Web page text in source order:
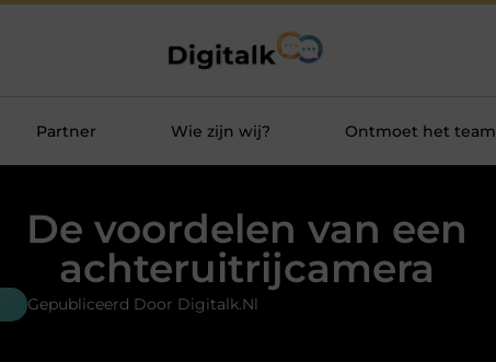
Partner Wie zijn wij? Ontmoet het team
De voordelen van een
achteruitrijcamera
Gepubliceerd Door Digitalk.nl